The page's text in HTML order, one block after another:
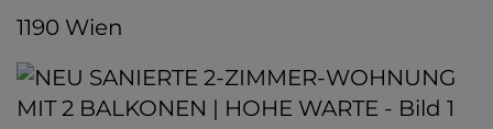
1190 Wien